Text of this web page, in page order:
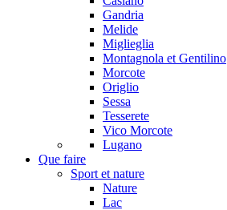
Gandria
Melide
Miglieglia
Montagnola et Gentilino
Morcote
Origlio
Sessa
Tesserete
Vico Morcote
Lugano
Que faire
Sport et nature
Nature
Lac